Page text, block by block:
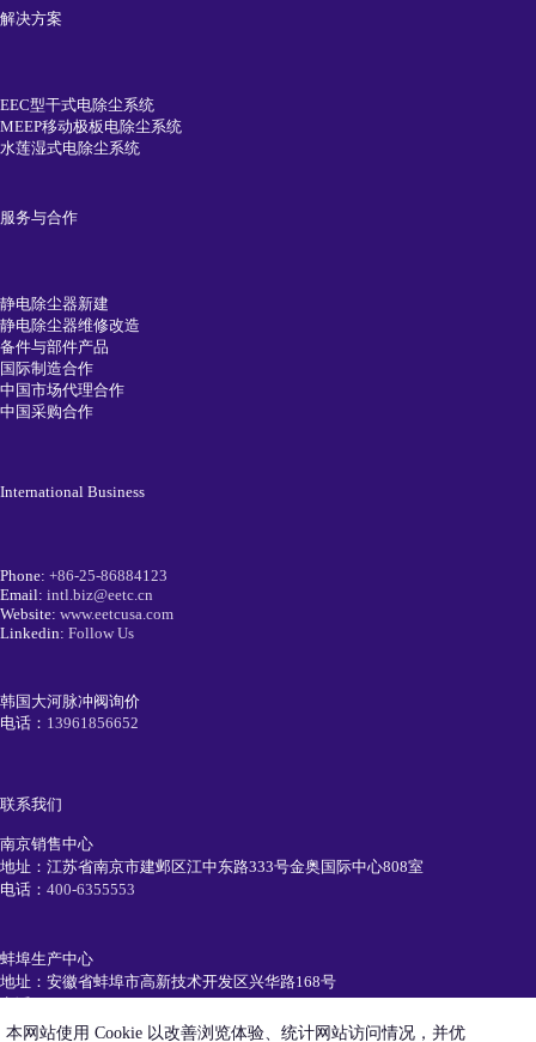
本网站使用 Cookie 以改善浏览体验、统计网站访问情况，并优
解决方案
EEC型干式电除尘系统
MEEP移动极板电除尘系统
水莲湿式电除尘系统
服务与合作
静电除尘器新建
静电除尘器维修改造
备件与部件产品
国际制造合作
中国市场代理合作
中国采购合作
International Business
Phone: +86-25-86884123
Email: intl.biz@eetc.cn
Website: www.eetcusa.com
Linkedin: Follow Us
韩国大河脉冲阀询价
电话： 13961856652
联系我们
南京销售中心
地址：江苏省南京市建邺区江中东路333号金奥国际中心808室
电话： 400-6355553
蚌埠生产中心
地址：安徽省蚌埠市高新技术开发区兴华路168号